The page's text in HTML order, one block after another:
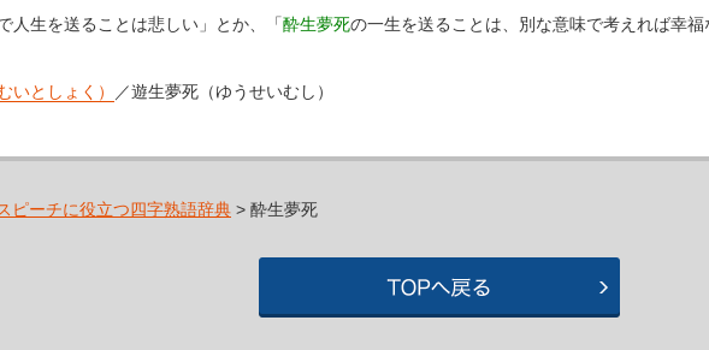
人生を送ることは悲しい」とか、「酔生夢死の一生を送ることは、別な意味で考えれば幸
いとしょく） ／遊生夢死（ゆうせいむし）
ピーチに役立つ四字熟語辞典 > 酔生夢死